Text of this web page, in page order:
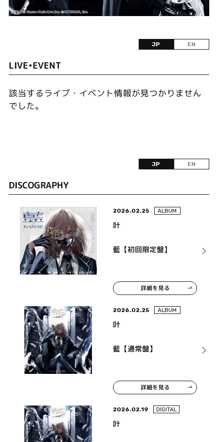
JP EN
LIVE•EVENT
該当するライブ・イベント情報が見つかりません
でした。
JP EN
DISCOGRAPHY
2026.02.25 ALBUM
叶
藍【初回限定盤】
詳細を見る
2026.02.25 ALBUM
叶
藍【通常盤】
詳細を見る
2026.02.19 DIGITAL
叶